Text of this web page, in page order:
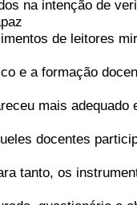
na intenção de
de leitores
e a formação
mais
docentes
tanto, os